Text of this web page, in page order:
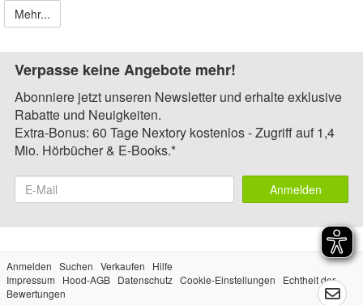
Mehr...
Verpasse keine Angebote mehr!
Abonniere jetzt unseren Newsletter und erhalte exklusive
Rabatte und Neuigkeiten.
Extra-Bonus: 60 Tage Nextory kostenlos - Zugriff auf 1,4
Mio. Hörbücher & E-Books.*
Anmelden
Anmelden Suchen Verkaufen
Hilfe
Impressum
Hood-AGB Datenschutz Cookie-Einstellungen
Echtheit der
Bewertungen